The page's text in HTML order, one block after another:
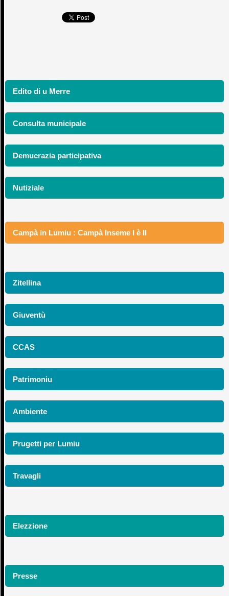
Edito di u Merre
Consulta municipale
Demucrazia participativa
Nutiziale
Campà in Lumiu : Campà Inseme I è II
Zitellina
Giuventù
CCAS
Patrimoniu
Ambiente
Prugetti per Lumiu
Travagli
Elezzione
Presse